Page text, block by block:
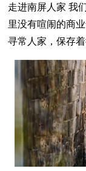
走进南屏人家 我
里没有喧闹的商
寻常人家，保存